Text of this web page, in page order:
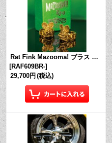
Rat Fink Mazooma! ブラス リング
[RAF609BR-]
29,700円 (税込)